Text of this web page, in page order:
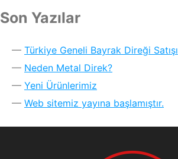
Son Yazılar
Türkiye Geneli Bayrak Direği Satışı
Neden Metal Direk?
Yeni Ürünlerimiz
Web sitemiz yayına başlamıştır.